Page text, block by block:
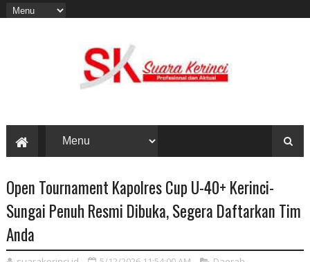
Open Tournament Kapolres Cup U-40+ Kerinci-
Sungai Penuh Resmi Dibuka, Segera Daftarkan Tim
Anda